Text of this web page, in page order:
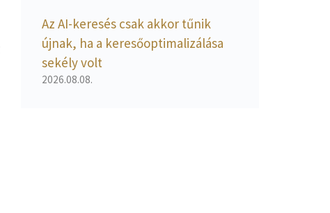
Az AI-keresés csak akkor tűnik
újnak, ha a keresőoptimalizálása
sekély volt
2026.08.08.